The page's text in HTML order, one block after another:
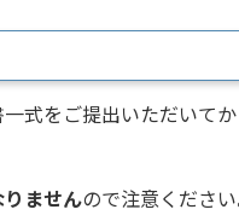
式をご提出いただいて
ませんので注意くださ